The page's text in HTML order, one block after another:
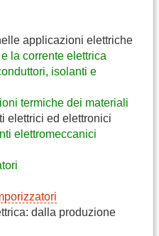
applicazioni elettriche
la corrente elettrica
isolanti e
termiche dei materiali
elettrici ed elettronici
elettromeccanici
dalla produzione